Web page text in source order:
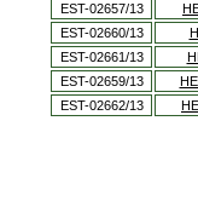
EST-02657/13
EST-02660/13
EST-02661/13
EST-02659/13
EST-02662/13